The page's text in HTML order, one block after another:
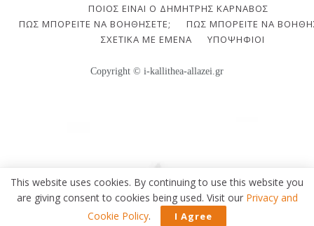
ΠΟΙΟΣ ΕΊΝΑΙ Ο ΔΗΜΉΤΡΗΣ ΚΆΡΝΑΒΟΣ
ΠΩΣ ΜΠΟΡΕΊΤΕ ΝΑ ΒΟΗΘΉΣΕΤΕ;
ΠΩΣ ΜΠΟΡΕΊΤΕ ΝΑ
ΣΧΕΤΙΚΆ ΜΕ ΕΜΈΝΑ
ΥΠΟΨΉΦΙΟΙ
Copyright © i-kallithea-allazei.gr
This website uses cookies. By continuing to use this website you
are giving consent to cookies being used. Visit our Privacy and
Cookie Policy. I Agree